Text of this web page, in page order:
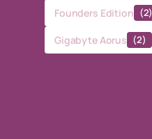
Founders Edition (2)
Gigabyte Aorus (2)